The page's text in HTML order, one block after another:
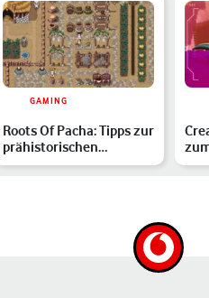
GAMING
Roots Of Pacha: Tipps zur
prähistorischen
Farming-Sim